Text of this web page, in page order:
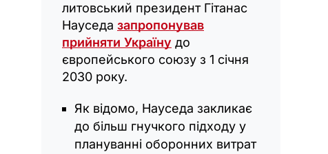
литовський президент Гітанас
Науседа запропонував
прийняти Україну до
європейського союзу з 1 січня
2030 року.
Як відомо, Науседа закликає
до більш гнучкого підходу у
плануванні оборонних витрат